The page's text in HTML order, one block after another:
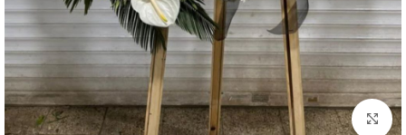
برای بزرگنمایی کلیک کنید